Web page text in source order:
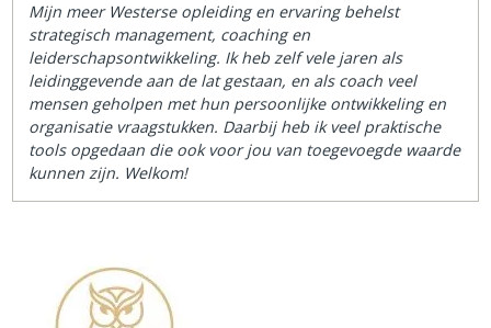
Mijn meer Westerse opleiding en ervaring behelst
strategisch management, coaching en
leiderschapsontwikkeling. Ik heb zelf vele jaren als
leidinggevende aan de lat gestaan, en als coach veel
mensen geholpen met hun persoonlijke ontwikkeling en
organisatie vraagstukken. Daarbij heb ik veel praktische
tools opgedaan die ook voor jou van toegevoegde waarde
kunnen zijn. Welkom!